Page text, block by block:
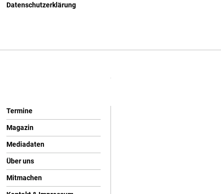
Datenschutzerklärung
Termine
Magazin
Mediadaten
Über uns
Mitmachen